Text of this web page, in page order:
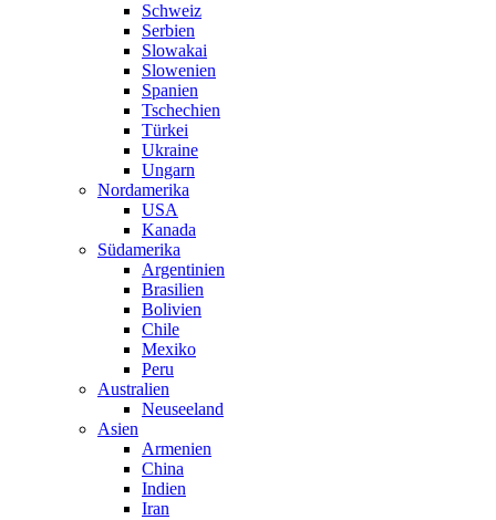
Schweiz
Serbien
Slowakai
Slowenien
Spanien
Tschechien
Türkei
Ukraine
Ungarn
Nordamerika
USA
Kanada
Südamerika
Argentinien
Brasilien
Bolivien
Chile
Mexiko
Peru
Australien
Neuseeland
Asien
Armenien
China
Indien
Iran